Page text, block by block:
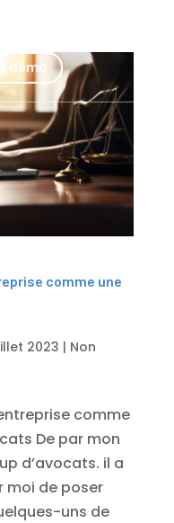
démo
comme une
2023 | Non
comme
De par mon
d’avocats. il a
moi de poser
uns de